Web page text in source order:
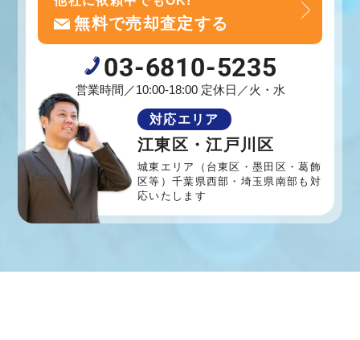
無料で売却査定する
03-6810-5235
営業時間／10:00-18:00 定休日／火・水
対応エリア
江東区・江戸川区
城東エリア（台東区・墨田区・葛飾
区等） 千葉県西部・埼玉県南部も対
応いたします